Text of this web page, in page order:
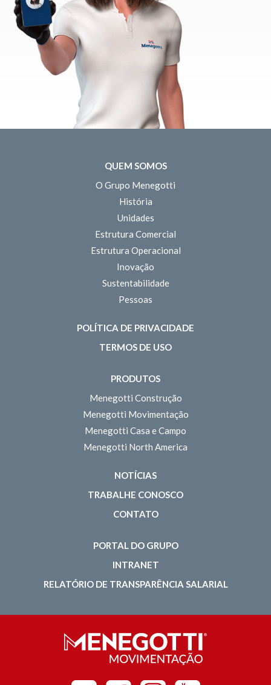
QUEM SOMOS
O Grupo Menegotti
História
Unidades
Estrutura Comercial
Estrutura Operacional
Inovação
Sustentabilidade
Pessoas
POLÍTICA DE PRIVACIDADE
TERMOS DE USO
PRODUTOS
Menegotti Construção
Menegotti Movimentação
Menegotti Casa e Campo
Menegotti North America
NOTÍCIAS
TRABALHE CONOSCO
CONTATO
PORTAL DO GRUPO
INTRANET
RELATÓRIO DE TRANSPARÊNCIA SALARIAL